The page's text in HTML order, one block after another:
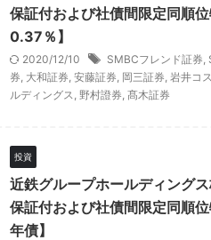
保証付および社債間限定同順
0.37％】
2020/12/10 SMBCフレンド証券,
券, 大和証券, 安藤証券, 岡三証券, 岩井コ
ルディングス, 野村證券, 髙木証券
投資
近鉄グループホールディング
保証付および社債間限定同順
年債】